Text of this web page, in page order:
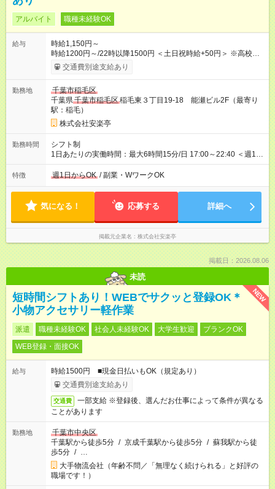
アルバイト 職種未経験OK
給与
時給1,150円～
時給1200円～/22時以降1500円 ＜土日祝時給+50円＞ ※高校生
時給1150円 【試用期間】試用期間あり 試用期間の長さ：12ヶ
月 雇用形態、給与は本採用時と同じです。 ※最大12ヶ月の間
交通費別途支給あり
勤務地
千葉市稲毛区
千葉県千葉市稲毛区稲毛東３丁目19-18 能瀬ビル2F（最寄り
駅：稲毛）
株式会社安楽亭
勤務時間
シフト制
1日あたりの実働時間：最大6時間15分/日 17:00～22:40 ＜週1日
～/短時間OK！＞ ※18歳未満・高校生は21:30までの勤務 ・シフ
トは自己申告制だから私生活優先でOK◎ ・週1日もあれば週5日
して短時間」など希望に合わせて働けます！
特徴 週1日からOK / 副業・WワークOK
気になる！ 応募する 詳細へ
掲載元企業名 株式会社安楽亭
掲載日：2026.08.06
未読
NEW
短時間シフトあり！WEBでサクッと登録OK＊
小物アクセサリー軽作業
派遣 職種未経験OK 社会人未経験OK 大学生歓迎
ブランクOK
WEB登録・面接OK
給与
時給1500円 ■現金日払いもOK（規定あり）
交通費別途支給あり
交通費
一部支給 ※登録後、選んだお仕事によって条件が異なる
ことがあります
勤務地
千葉市中央区
千葉駅から徒歩5分 / 京成千葉駅から徒歩5分 / 蘇我駅から徒
歩5分 / …
大手物流会社（年齢不問／「無理なく続けられる」と好評の
職場です！）